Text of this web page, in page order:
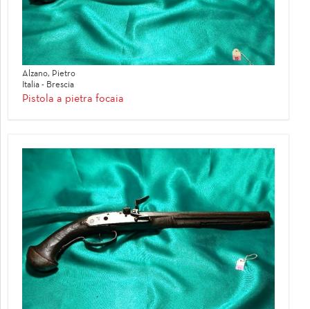
Alzano, Pietro
Italia - Brescia
Pistola a pietra focaia